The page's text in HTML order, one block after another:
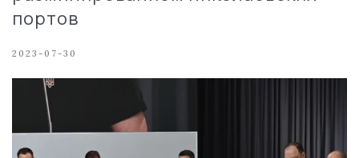
портов
2023-07-30